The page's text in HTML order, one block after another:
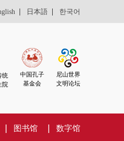
| 日本語 | 한국어
统
院
中国孔子
基金会
尼山世界
文明论坛
图书馆 数字馆